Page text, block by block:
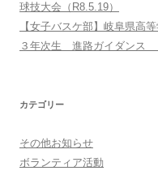
球技大会（R8.5.19）
【女子バスケ部】岐阜県高
３年次生 進路ガイダンス
カテゴリー
その他お知らせ
ボランティア活動